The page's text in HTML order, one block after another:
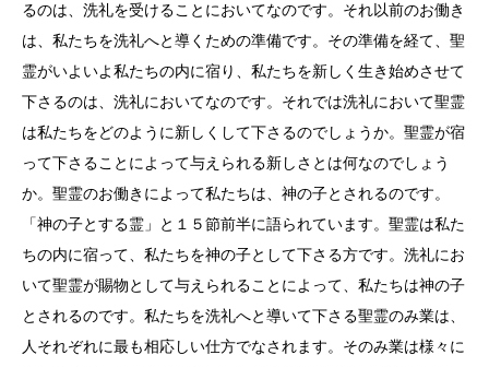
るのは、洗礼を受けることにおいてなのです。それ以前のお働き
は、私たちを洗礼へと導くための準備です。その準備を経て、聖
霊がいよいよ私たちの内に宿り、私たちを新しく生き始めさせて
下さるのは、洗礼においてなのです。それでは洗礼において聖霊
は私たちをどのように新しくして下さるのでしょうか。聖霊が宿
って下さることによって与えられる新しさとは何なのでしょう
か。聖霊のお働きによって私たちは、神の子とされるのです。
「神の子とする霊」と１５節前半に語られています。聖霊は私た
ちの内に宿って、私たちを神の子として下さる方です。洗礼にお
いて聖霊が賜物として与えられることによって、私たちは神の子
とされるのです。私たちを洗礼へと導いて下さる聖霊のみ業は、
人それぞれに最も相応しい仕方でなされます。そのみ業は様々に